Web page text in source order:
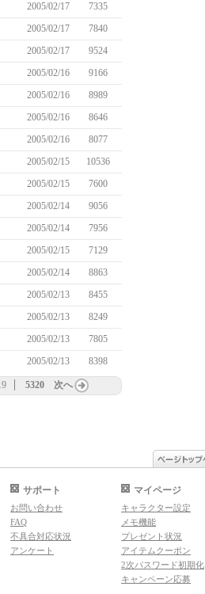
2005/02/17
7335
2005/02/17
7840
2005/02/17
9524
2005/02/16
9166
2005/02/16
8989
2005/02/16
8646
2005/02/16
8077
2005/02/15
10536
2005/02/15
7600
2005/02/14
9056
2005/02/14
7956
2005/02/15
7129
2005/02/14
8863
2005/02/13
8455
2005/02/13
8249
2005/02/13
7805
2005/02/13 8398
5320 次へ
サポート
お問い合わせ
FAQ
不具合対応状況
アンケート
マイページ
キャラクター設定
メモ機能
プレゼント状況
アイテムクーポン
2次パスワード初期化
キャンペーン応募